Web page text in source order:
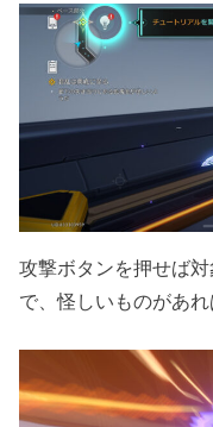
攻撃ボタンを押せば
で、怪しいものがあれ